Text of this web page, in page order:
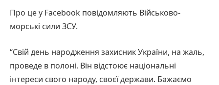
Про це у Facebook повідомляють Військово-
морські сили ЗСУ.
“Свій день народження захисник України, на жаль,
проведе в полоні. Він відстоює національні
інтереси свого народу, своєї держави. Бажаємо